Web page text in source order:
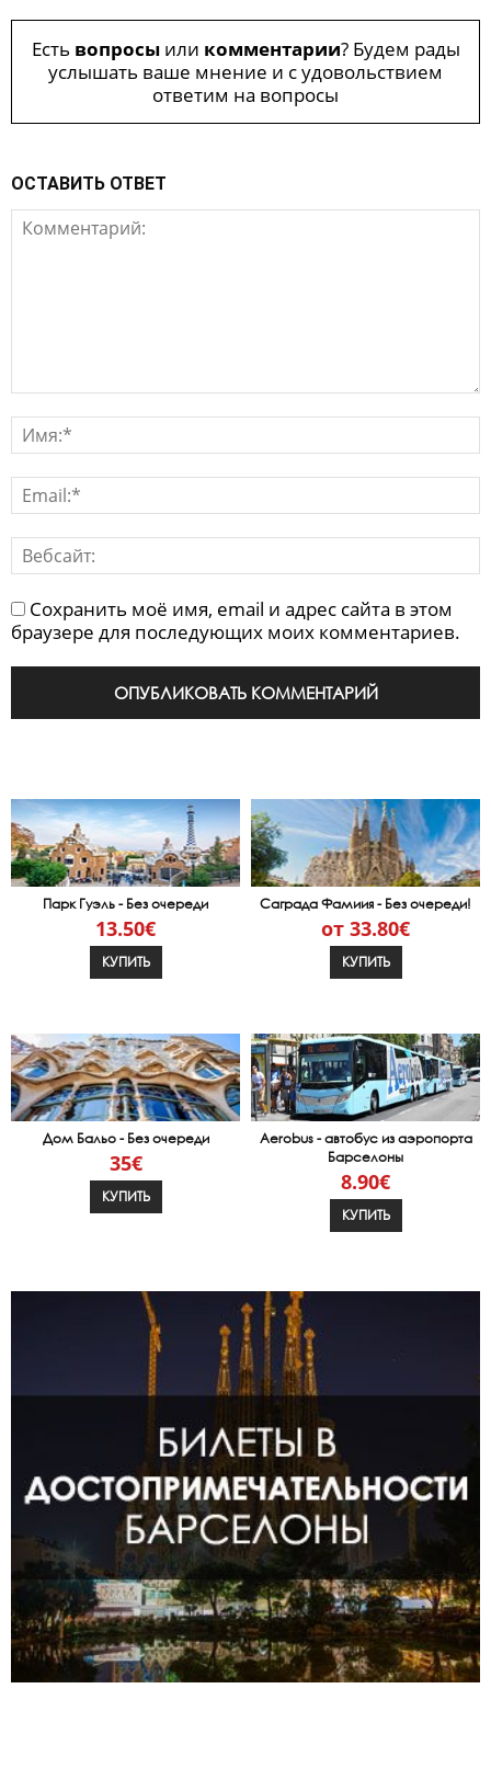
Есть вопросыили комментарии? Будем рады
услышать ваше мнение и с удовольствием
ответим на вопросы
ОСТАВИТЬ ОТВЕТ
Сохранить моё имя, email и адрес сайта в этом
браузере для последующих моих комментариев.
Парк Гуэль - Без очереди
13.50€
КУПИТЬ
Саграда Фамиия - Без очереди!
от 33.80€
КУПИТЬ
Дом Бальо - Без очереди
35€
КУПИТЬ
Aerobus - автобус из аэропорта
Барселоны
8.90€
КУПИТЬ